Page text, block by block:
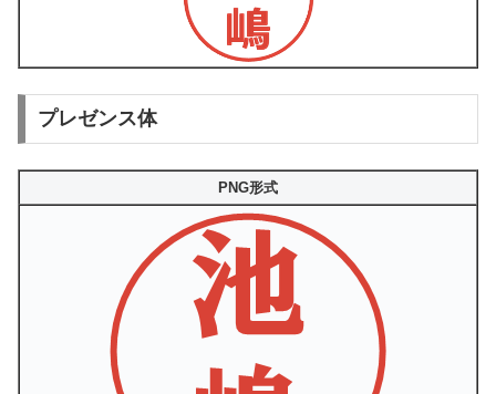
プレゼンス体
PNG形式